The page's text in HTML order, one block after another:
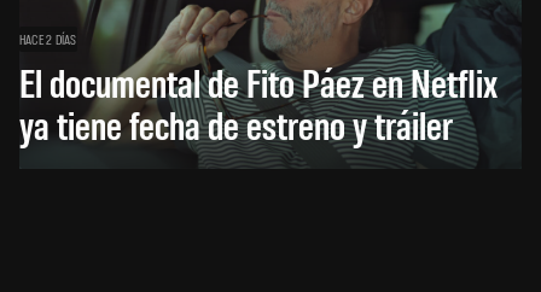
HACE 2 DÍAS
El documental de Fito Páez en Netflix
ya tiene fecha de estreno y tráiler